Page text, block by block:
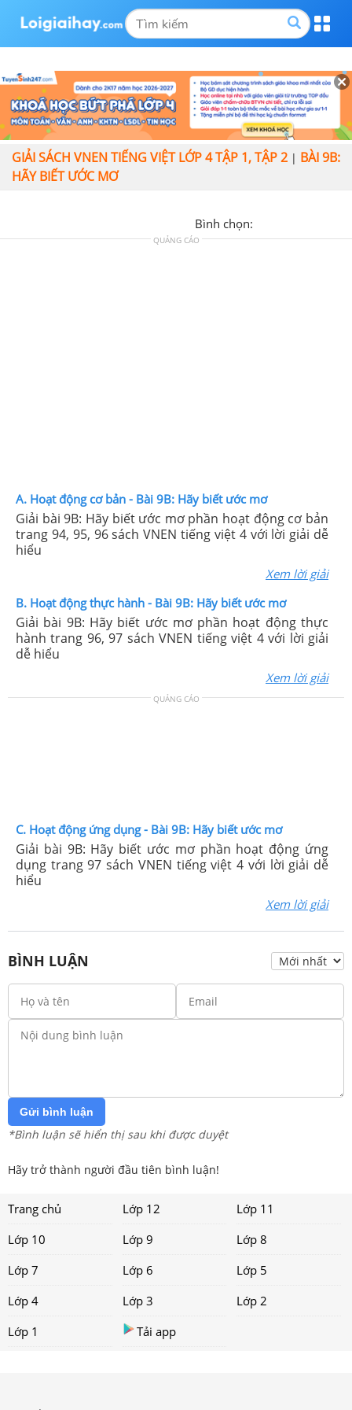
GIẢI SÁCH VNEN TIẾNG VIỆT LỚP 4 TẬP 1, TẬP 2 | BÀI 9B:
HÃY BIẾT ƯỚC MƠ
Bình chọn:
QUẢNG CÁO
A. Hoạt động cơ bản - Bài 9B: Hãy biết ước mơ
Giải bài 9B: Hãy biết ước mơ phần hoạt động cơ bản
trang 94, 95, 96 sách VNEN tiếng việt 4 với lời giải dễ
hiểu
Xem lời giải
B. Hoạt động thực hành - Bài 9B: Hãy biết ước mơ
Giải bài 9B: Hãy biết ước mơ phần hoạt động thực
hành trang 96, 97 sách VNEN tiếng việt 4 với lời giải
dễ hiểu
Xem lời giải
QUẢNG CÁO
C. Hoạt động ứng dụng - Bài 9B: Hãy biết ước mơ
Giải bài 9B: Hãy biết ước mơ phần hoạt động ứng
dụng trang 97 sách VNEN tiếng việt 4 với lời giải dễ
hiểu
Xem lời giải
BÌNH LUẬN
Gửi bình luận
*Bình luận sẽ hiển thị sau khi được duyệt
Hãy trở thành người đầu tiên bình luận!
Trang chủ Lớp 12
Lớp 11
Lớp 10
Lớp 9
Lớp 8
Lớp 7
Lớp 6
Lớp 5
Lớp 4
Lớp 3
Lớp 2
Lớp 1
Tải app